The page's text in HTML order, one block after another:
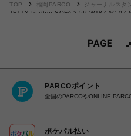
TOP 福岡PARCO ジャーナルスタ
JETTY feather SOFA 2.5P W187 AC-07
ード 700
PARCOポイント
全国のPARCOやONLINE
ポケパル払い